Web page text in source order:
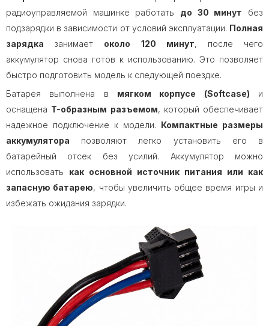
радиоуправляемой машинке работать до 30 минут без
подзарядки в зависимости от условий эксплуатации. Полная
зарядка занимает около 120 минут, после чего
аккумулятор снова готов к использованию. Это позволяет
быстро подготовить модель к следующей поездке.
Батарея выполнена в мягком корпусе (Softcase) и
оснащена T-образным разъемом, который обеспечивает
надежное подключение к модели. Компактные размеры
аккумулятора позволяют легко установить его в
батарейный отсек без усилий. Аккумулятор можно
использовать как основной источник питания или как
запасную батарею, чтобы увеличить общее время игры и
избежать ожидания зарядки.